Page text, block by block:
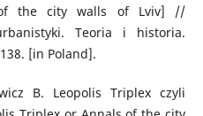
of the city walls of Lviv] //
Teoria i historia.
[in Poland].
B. Leopolis Triplex czyli